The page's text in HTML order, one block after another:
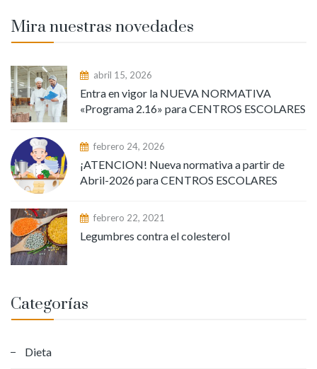
Mira nuestras novedades
abril 15, 2026
Entra en vigor la NUEVA NORMATIVA
«Programa 2.16» para CENTROS ESCOLARES
febrero 24, 2026
¡ATENCION! Nueva normativa a partir de
Abril-2026 para CENTROS ESCOLARES
febrero 22, 2021
Legumbres contra el colesterol
Categorías
Dieta